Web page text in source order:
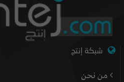
شبكة إنتج
من نحن